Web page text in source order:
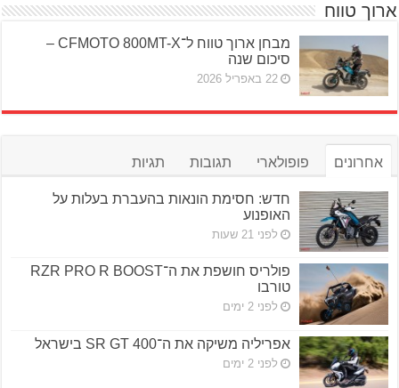
ארוך טווח
מבחן ארוך טווח ל־CFMOTO 800MT-X –
סיכום שנה
22 באפריל 2026
אחרונים פופולארי תגובות תגיות
חדש: חסימת הונאות בהעברת בעלות על
האופנוע
לפני 21 שעות
פולריס חושפת את ה־RZR PRO R BOOST
טורבו
לפני 2 ימים
אפריליה משיקה את ה־SR GT 400 בישראל
לפני 2 ימים